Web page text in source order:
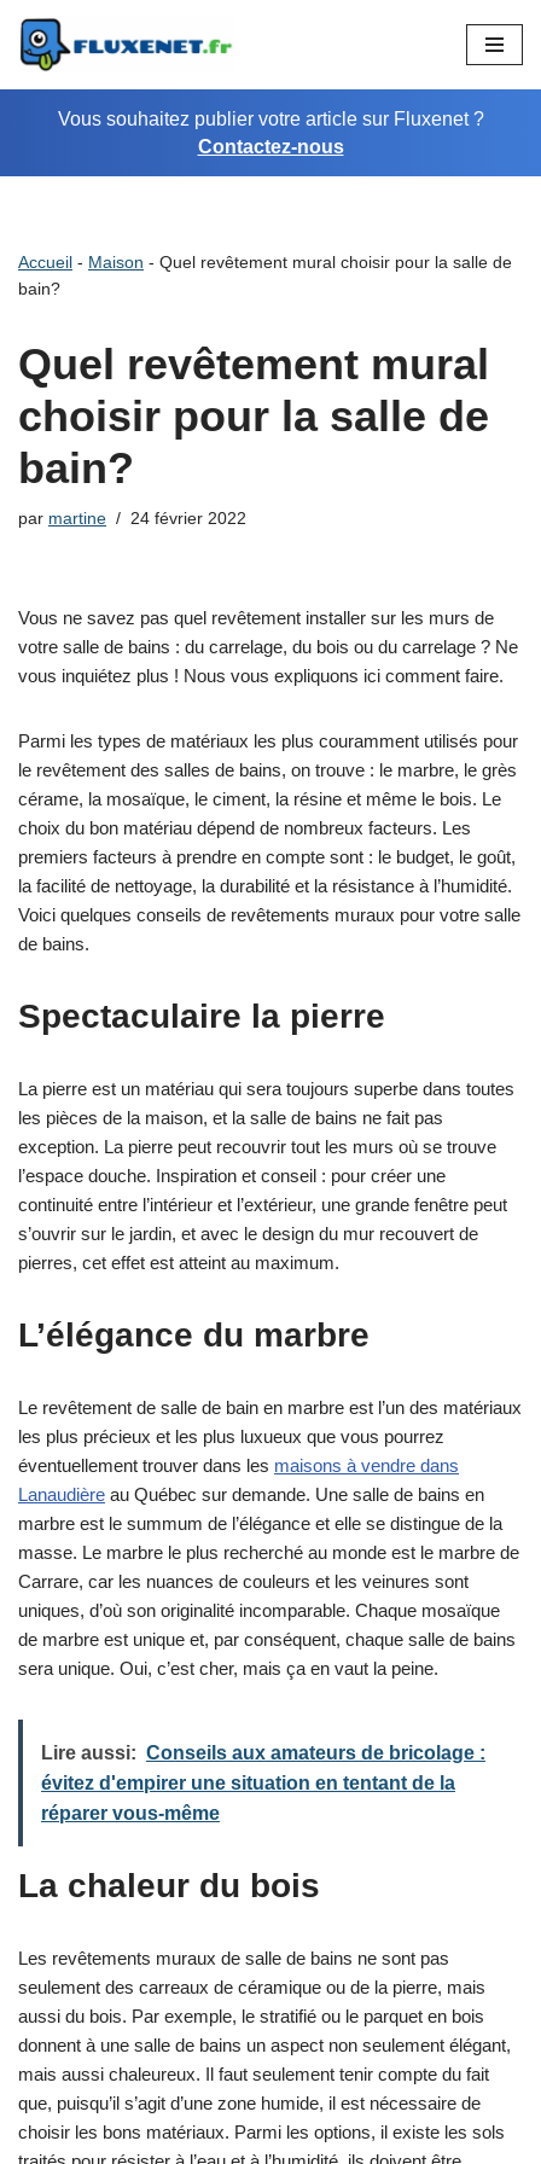
Aller
au
contenuVous souhaitez publier votre article sur Fluxenet ?
Contactez-nous
Accueil - Maison - Quel revêtement mural choisir pour la salle de
bain?
Quel revêtement mural
choisir pour la salle de
bain?
par martine 24 février 2022
Vous ne savez pas quel revêtement installer sur les murs de
votre salle de bains : du carrelage, du bois ou du carrelage ? Ne
vous inquiétez plus ! Nous vous expliquons ici comment faire.
Parmi les types de matériaux les plus couramment utilisés pour
le revêtement des salles de bains, on trouve : le marbre, le grès
cérame, la mosaïque, le ciment, la résine et même le bois. Le
choix du bon matériau dépend de nombreux facteurs. Les
premiers facteurs à prendre en compte sont : le budget, le goût,
la facilité de nettoyage, la durabilité et la résistance à l’humidité.
Voici quelques conseils de revêtements muraux pour votre salle
de bains.
Spectaculaire la pierre
La pierre est un matériau qui sera toujours superbe dans toutes
les pièces de la maison, et la salle de bains ne fait pas
exception. La pierre peut recouvrir tout les murs où se trouve
l’espace douche. Inspiration et conseil : pour créer une
continuité entre l’intérieur et l’extérieur, une grande fenêtre peut
s’ouvrir sur le jardin, et avec le design du mur recouvert de
pierres, cet effet est atteint au maximum.
L’élégance du marbre
Le revêtement de salle de bain en marbre est l’un des matériaux
les plus précieux et les plus luxueux que vous pourrez
éventuellement trouver dans les maisons à vendre dans
Lanaudière au Québec sur demande. Une salle de bains en
marbre est le summum de l’élégance et elle se distingue de la
masse. Le marbre le plus recherché au monde est le marbre de
Carrare, car les nuances de couleurs et les veinures sont
uniques, d’où son originalité incomparable. Chaque mosaïque
de marbre est unique et, par conséquent, chaque salle de bains
sera unique. Oui, c’est cher, mais ça en vaut la peine.
Lire aussi: Conseils aux amateurs de bricolage :
évitez d'empirer une situation en tentant de la
réparer vous-même
La chaleur du bois
Les revêtements muraux de salle de bains ne sont pas
seulement des carreaux de céramique ou de la pierre, mais
aussi du bois. Par exemple, le stratifié ou le parquet en bois
donnent à une salle de bains un aspect non seulement élégant,
mais aussi chaleureux. Il faut seulement tenir compte du fait
que, puisqu’il s’agit d’une zone humide, il est nécessaire de
choisir les bons matériaux. Parmi les options, il existe les sols